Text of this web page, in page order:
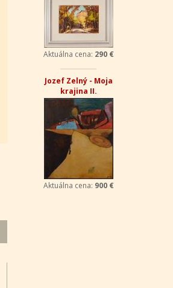
Aktuálna cena: 290 €
Jozef Zelný - Moja
krajina II.
Aktuálna cena: 900 €